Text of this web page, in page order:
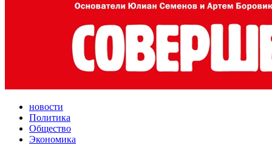
новости
Политика
Общество
Экономика